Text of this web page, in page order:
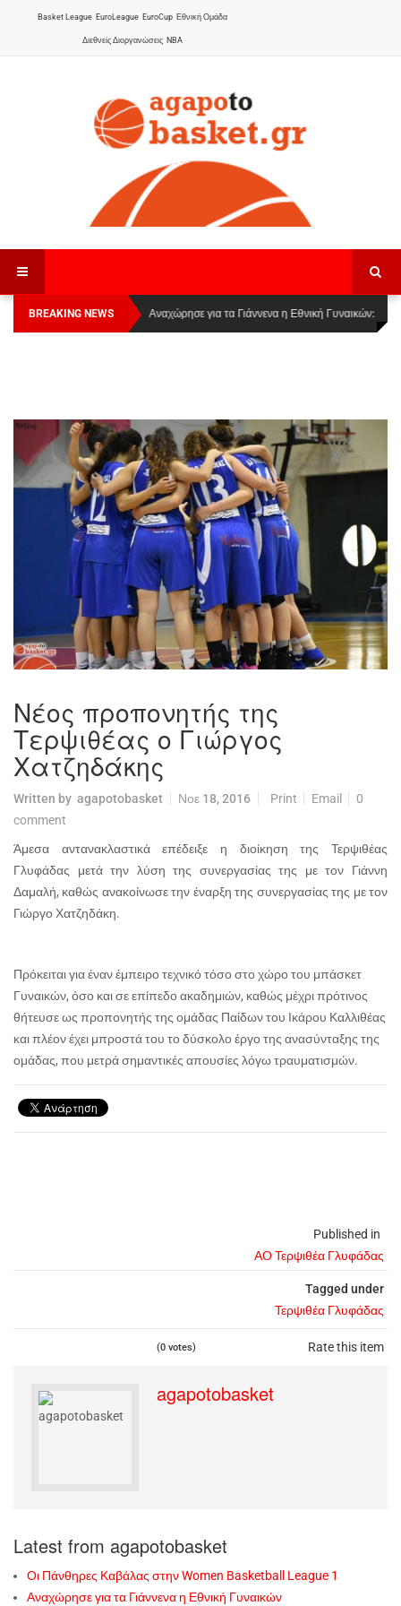
Basket League EuroLeague EuroCup Εθνική Ομάδα
Διεθνείς Διοργανώσεις NBA
BREAKING NEWS
Οι Πάνθηρες Καβάλας στην Women Basketball
League 1
Αναχώρησε για τα Γιάννενα η Εθνική Γυναικών:
Νέος προπονητής της
Τερψιθέας ο Γιώργος
Χατζηδάκης
Written by agapotobasket Νοε 18, 2016 Print Email
0
comment
Published in
ΑΟ Τερψιθέα Γλυφάδας
Tagged under
Τερψιθέα Γλυφάδας
Rate this item
(0 votes)
Άμεσα αντανακλαστικά επέδειξε η διοίκηση της Τερψιθέας
Γλυφάδας μετά την λύση της συνεργασίας της με τον Γιάννη
Δαμαλή, καθώς ανακοίνωσε την έναρξη της συνεργασίας της με τον
Γιώργο Χατζηδάκη.
Πρόκειται για έναν έμπειρο τεχνικό τόσο στο χώρο του μπάσκετ
Γυναικών, όσο και σε επίπεδο ακαδημιών, καθώς μέχρι πρότινος
θήτευσε ως προπονητής της ομάδας Παίδων του Ικάρου Καλλιθέας
και πλέον έχει μπροστά του το δύσκολο έργο της ανασύνταξης της
ομάδας, που μετρά σημαντικές απουσίες λόγω τραυματισμών.
agapotobasket
Latest from agapotobasket
Οι Πάνθηρες Καβάλας στην Women Basketball League 1
Αναχώρησε για τα Γιάννενα η Εθνική Γυναικών